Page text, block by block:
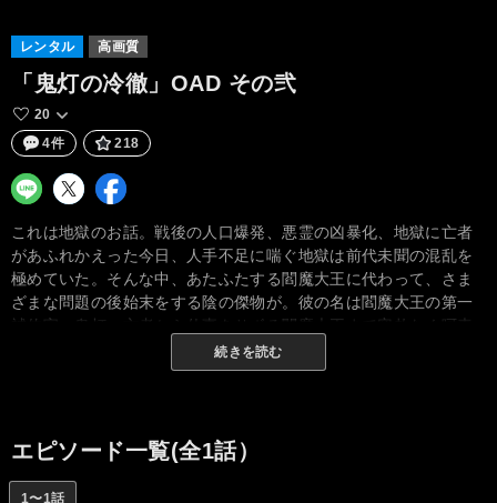
レンタル 高画質
「鬼灯の冷徹」OAD その弐
20
4件
218
これは地獄のお話。戦後の人口爆発、悪霊の凶暴化、地獄に亡者
があふれかえった今日、人手不足に喘ぐ地獄は前代未聞の混乱を
極めていた。そんな中、あたふたする閻魔大王に代わって、さま
ざまな問題の後始末をする陰の傑物が。彼の名は閻魔大王の第一
補佐官・鬼灯。亡者から仕事をサボる閻魔大王まで容赦なく呵責
する鬼灯の、忙しくも案外楽しげな地獄の毎日が今ここに登場！
続きを読む
エピソード一覧(全1話）
1〜1話